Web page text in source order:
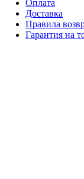
Оплата
Доставка
Правила
Гарантия на